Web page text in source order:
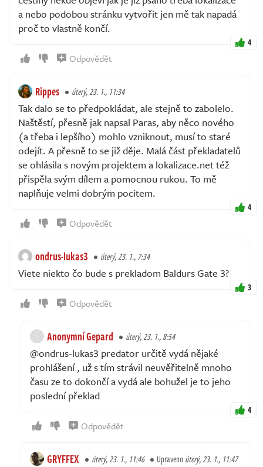
a nebo podobou stránku vytvořit jen mě tak napadá
proč to vlastně končí.
4
Odpovědět
Rippes úterý, 23. 1., 11:34
Tak dalo se to předpokládat, ale stejně to zabolelo.
Naštěstí, přesně jak napsal Paras, aby něco nového
(a třeba i lepšího) mohlo vzniknout, musí to staré
odejít. A přesně to se již děje. Malá část překladatelů
se ohlásila s novým projektem a lokalizace.net též
přispěla svým dílem a pomocnou rukou. To mě
naplňuje velmi dobrým pocitem.
4
Odpovědět
ondrus-lukas3 úterý, 23. 1., 7:34
Viete niekto čo bude s prekladom Baldurs Gate 3?
3
Odpovědět
Anonymní Gepard úterý, 23. 1., 8:54
@ondrus-lukas3 predator určitě vydá nějaké
prohlášení , už s tím strávil neuvěřitelně mnoho
času ze to dokončí a vydá ale bohužel je to jeho
poslední překlad
4
Odpovědět
GRYFFEX úterý, 23. 1., 11:46 Upravenoúterý, 23. 1., 11:47